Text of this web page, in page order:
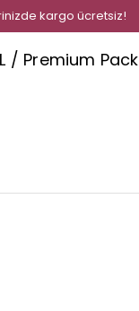
kargo ücretsiz!
/ Premium Pack